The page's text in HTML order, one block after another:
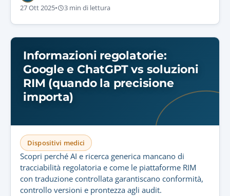
27 Ott 2025• 3 min di lettura
Informazioni regolatorie:
Google e ChatGPT vs soluzioni
RIM (quando la precisione
importa)
Dispositivi medici
Scopri perché AI e ricerca generica mancano di
tracciabilità regolatoria e come le piattaforme RIM
con traduzione controllata garantiscano conformità,
controllo versioni e prontezza agli audit.